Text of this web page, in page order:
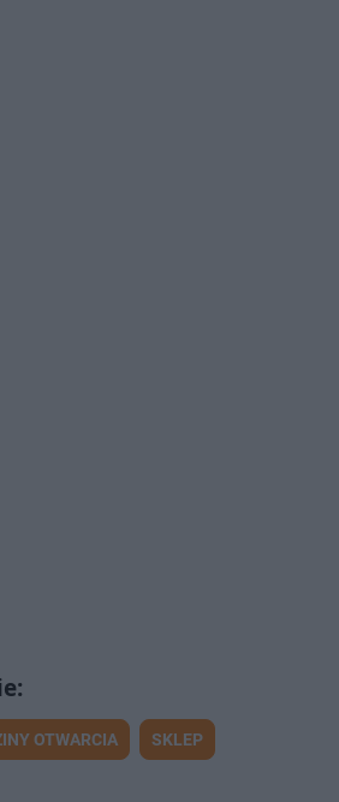
OTWARCIA SKLEP